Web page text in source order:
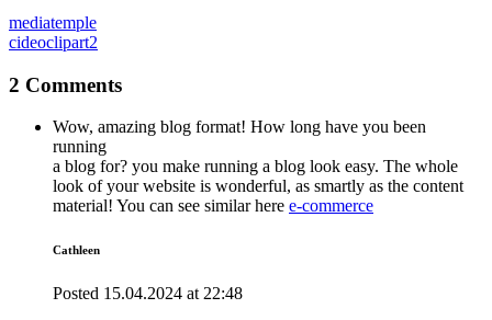
mediatemple
cideoclipart2
2 Comments
Wow, amazing blog format! How long have you been
running
a blog for? you make running a blog look easy. The whole
look of your website is wonderful, as smartly as the content
material! You can see similar here e-commerce
Cathleen
Posted 15.04.2024 at 22:48